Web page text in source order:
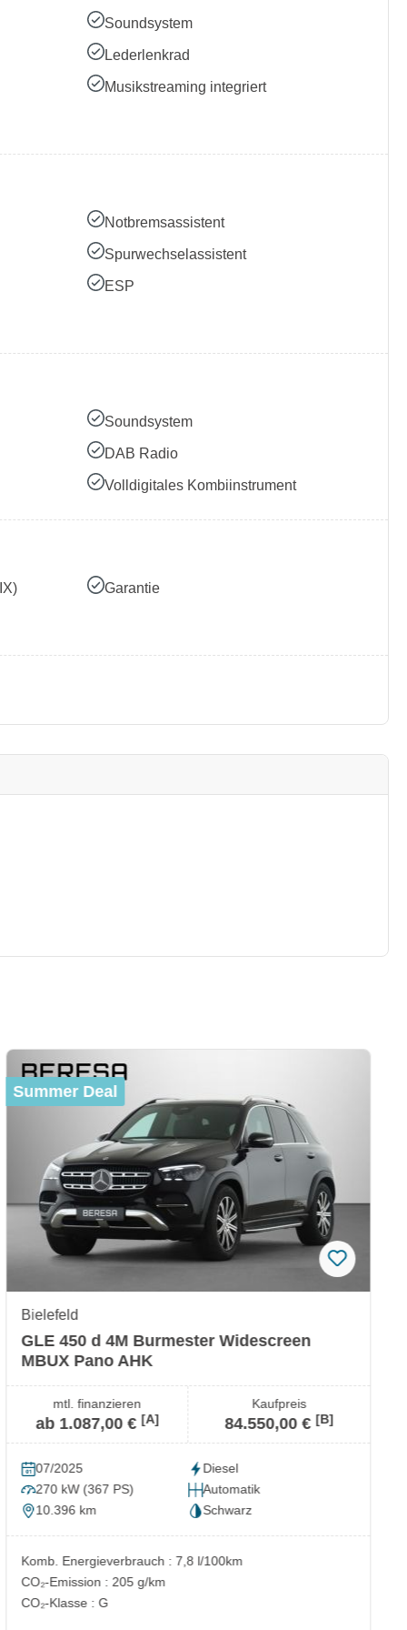
Soundsystem
Lederlenkrad
Musikstreaming integriert
Notbremsassistent
Spurwechselassistent
ESP
Soundsystem
DAB Radio
Volldigitales Kombiinstrument
Garantie
Summer Deal
Bielefeld
GLE 450 d 4M Burmester Widescreen
MBUX Pano AHK
mtl. finanzieren
ab 1.087,00 €[A]
Kaufpreis
84.550,00 €[B]
07/2025
Diesel
270 kW (367 PS)
Automatik
10.396 km
Schwarz
Komb. Energieverbrauch : 7,8 l/100km
CO₂-Emission : 205 g/km
CO₂-Klasse : G